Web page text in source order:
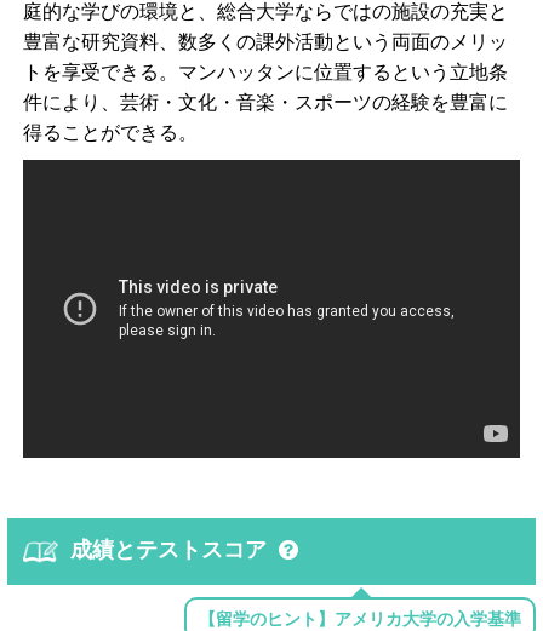
庭的な学びの環境と、総合大学ならではの施設の充実と
豊富な研究資料、数多くの課外活動という両面のメリッ
トを享受できる。マンハッタンに位置するという立地条
件により、芸術・文化・音楽・スポーツの経験を豊富に
得ることができる。
成績とテストスコア
【留学のヒント】アメリカ大学の入学基準